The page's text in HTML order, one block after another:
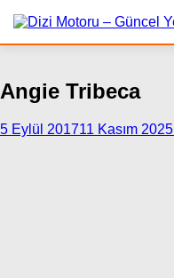
Angie Tribeca
5 Eylül 201711 Kasım 2025